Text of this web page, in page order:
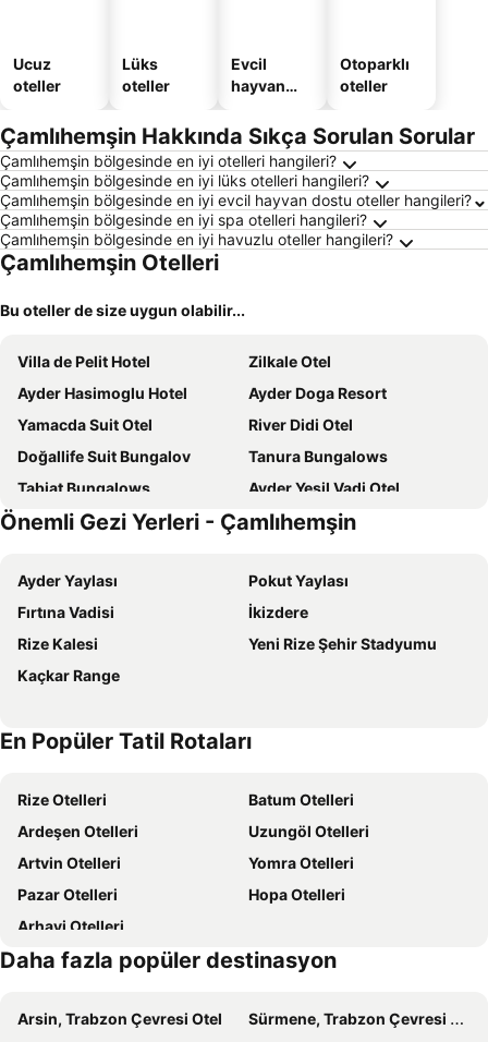
Ucuz
oteller
Lüks
oteller
Evcil
hayvan
oteller
Otoparklı
oteller
Çamlıhemşin Hakkında Sıkça Sorulan Sorular
Çamlıhemşin bölgesinde en iyi otelleri hangileri?
Çamlıhemşin bölgesinde en iyi lüks otelleri hangileri?
Çamlıhemşin bölgesinde en iyi evcil hayvan dostu oteller hangileri?
Çamlıhemşin bölgesinde en iyi spa otelleri hangileri?
Çamlıhemşin bölgesinde en iyi havuzlu oteller hangileri?
Çamlıhemşin Otelleri
Bu oteller de size uygun olabilir...
Villa de Pelit Hotel
Zilkale Otel
Ayder Hasimoglu Hotel
Ayder Doga Resort
Yamacda Suit Otel
River Didi Otel
Doğallife Suit Bungalov
Tanura Bungalows
Tabiat Bungalows
Ayder Yesil Vadi Otel
Kale Kaya Otel
Ayder Simsir Butik
Elikti Otel
Vagona Tiny House
Bungalove Tatil Köyü
Kackar Resort Hotel
Rize Serenity Bungalov
Ayderoom otel
Fifty Three Otel
Kaledome Orman Evleri
Ayder Koru Hotel
Elwood Hotel
Dudi Konak
Vadidekal Suite Hotel
Hanedan Suit Otel
Suvand House
Zirvedekal Suit Otel
Nordic Otel
Cile Vadi Bungalov
Naturel Coolness
Burahan Suite Hotel
Ayder Kervansaray Deluxe Otel
Felamur Dağ Evi
Ayder Avusor Hotel
Önemli Gezi Yerleri - Çamlıhemşin
Ayder Yaylası
Pokut Yaylası
Fırtına Vadisi
İkizdere
Rize Kalesi
Yeni Rize Şehir Stadyumu
Kaçkar Range
En Popüler Tatil Rotaları
Rize Otelleri
Batum Otelleri
Ardeşen Otelleri
Uzungöl Otelleri
Artvin Otelleri
Yomra Otelleri
Pazar Otelleri
Hopa Otelleri
Arhavi Otelleri
Daha fazla popüler destinasyon
Arsin, Trabzon Çevresi Otel
Sürmene, Trabzon Çevresi Otel